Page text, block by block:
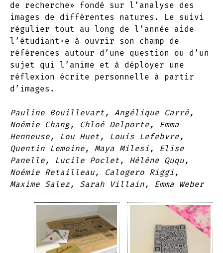
de recherche» fondé sur l’analyse des
images de différentes natures. Le suivi
régulier tout au long de l’année aide
l’étudiant·e à ouvrir son champ de
références autour d’une question ou d’un
sujet qui l’anime et à déployer une
réflexion écrite personnelle à partir
d’images.
Pauline Bouillevart, Angélique Carré,
Noémie Chang, Chloé Delporte, Emma
Henneuse, Lou Huet, Louis Lefebvre,
Quentin Lemoine, Maya Milesi, Elise
Panelle, Lucile Poclet, Hélène Ququ,
Noémie Retailleau, Calogero Riggi,
Maxime Salez, Sarah Villain, Emma Weber